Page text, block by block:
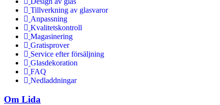
Tillverkning av glasvaror
Anpassning
Kvalitetskontroll
Magasinering
Gratisprover
Service efter försäljning
Glasdekoration
FAQ
Nedladdningar
Om Lida